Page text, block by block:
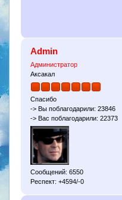
Admin
Администратор
Аксакал
Спасибо
-> Вы поблагодарили: 23846
-> Вас поблагодарили: 22373
Сообщений: 6550
Респект: +4594/-0